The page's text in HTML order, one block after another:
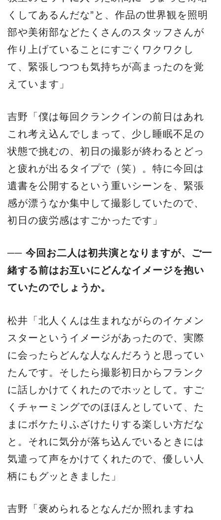
くしてあるんだな”と、作品の世界観を照明
部や美術部などたくさんのスタッフさんが
作り上げていることにすごくワクワクし
て、緊張しつつも気持ちが高まったのを覚
えています」
吉野「僕は毎回クランクインの前日はあれ
これ考え込んでしまって、少し睡眠不足の
状態で挑むの、初日の撮影が終わるとどっ
と疲れが出るタイプで（笑）。特に今回は
遺書を公開するという重いシーンを、緊張
感が漂うなか集中して撮影していたので、
初日の疲労感はすごかったです」
── 今回お二人は初共演となりますが、ご一
緒する前はお互いにどんなイメージを抱い
ていたのでしょうか。
松井「北人くんは生まれながらのイケメン
スターというイメージがあったので、実際
に会ったらどんな人なんだろうと思ってい
たんです。そしたら撮影初日からフランク
に話しかけてくれたのでホッとして。すご
くチャーミングでのほほんとしていて、た
まにボケたりふざけたりする楽しい方だな
と。それに気分が落ち込んでいるときには
気遣って声をかけてくれたので、優しい人
柄にもグッときました」
吉野「褒められるとなんだか照れますね